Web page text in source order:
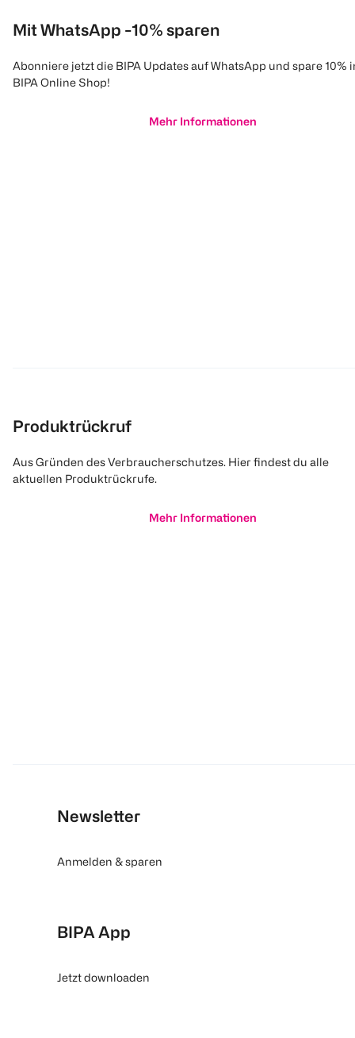
Mit WhatsApp -10% sparen
Abonniere jetzt die BIPA Updates auf WhatsApp und spare 10%
BIPA Online Shop!
Mehr Informationen
Produktrückruf
Aus Gründen des Verbraucherschutzes. Hier findest du alle
aktuellen Produktrückrufe.
Mehr Informationen
Newsletter
Anmelden & sparen
BIPA App
Jetzt downloaden